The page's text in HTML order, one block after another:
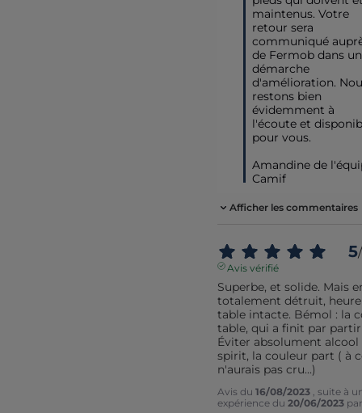
maintenus. Votre
retour sera
communiqué
de Fermob dans
démarche
d'amélioration.
restons bien
évidemment à
l'écoute et
pour vous.
Amandine de
Camif
Afficher les commentaires
5/
Avis vérifié
Superbe, et solide. Mais
totalement détruit,
table intacte. Bémol : la
table, qui a finit par partir
Éviter absolument
spirit, la couleur part ( à
n'aurais pas cru...)
Avis du 16/08/2023
, suite à
expérience du 20/06/2023